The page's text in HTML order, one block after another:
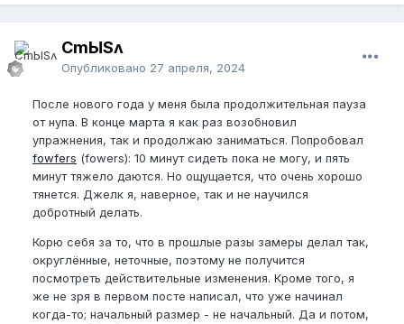
CmЫSʌ
Опубликовано 27 апреля, 2024
После нового года у меня была продолжительная пауза
от нупа. В конце марта я как раз возобновил
упражнения, так и продолжаю заниматься. Попробовал
fowfers (fowers): 10 минут сидеть пока не могу, и пять
минут тяжело даются. Но ощущается, что очень хорошо
тянется. Джелк я, наверное, так и не научился
добротный делать.
Корю себя за то, что в прошлые разы замеры делал так,
округлённые, неточные, поэтому не получится
посмотреть действительные изменения. Кроме того, я
же не зря в первом посте написал, что уже начинал
когда-то; начальный размер - не начальный. Да и потом,